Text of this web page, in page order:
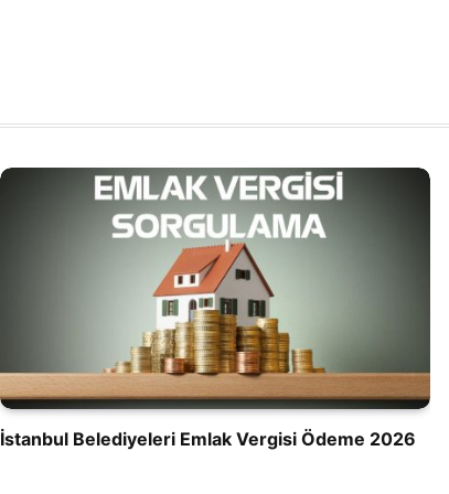
İstanbul Belediyeleri Emlak Vergisi Ödeme 2026